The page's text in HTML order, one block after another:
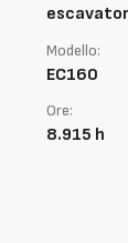
Modello:
EC160
Ore:
8.915 h